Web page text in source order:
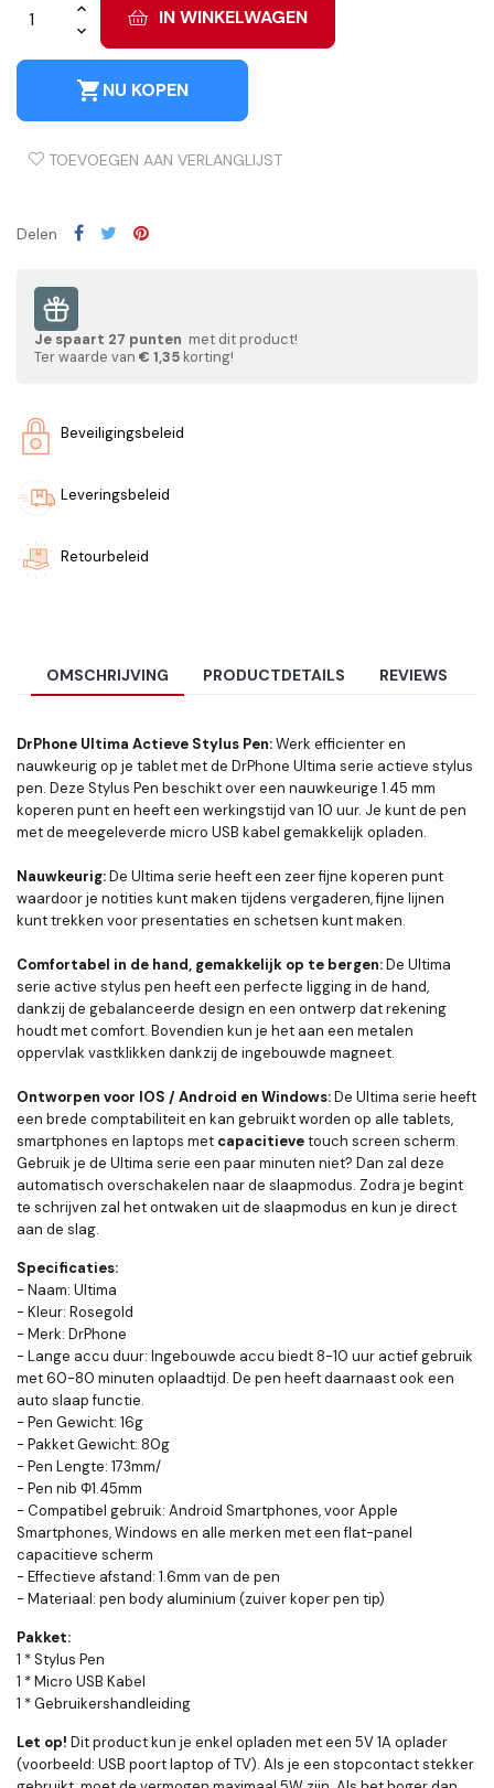
IN WINKELWAGEN
shopping_cartNU KOPEN
TOEVOEGEN AAN VERLANGLIJST
Delen
Je spaart 27 punten met dit product!
Ter waarde van € 1,35 korting!
Beveiligingsbeleid
Leveringsbeleid
Retourbeleid
OMSCHRIJVING PRODUCTDETAILS REVIEWS
DrPhone Ultima Actieve Stylus Pen:Werk efficienter en
nauwkeurig op je tablet met de DrPhone Ultima serie actieve stylus
pen. Deze Stylus Pen beschikt over een nauwkeurige 1.45 mm
koperen punt en heeft een werkingstijd van 10 uur. Je kunt de pen
met de meegeleverde micro USB kabel gemakkelijk opladen.
Nauwkeurig:De Ultima serie heeft een zeer fijne koperen punt
waardoor je notities kunt maken tijdens vergaderen, fijne lijnen
kunt trekken voor presentaties en schetsen kunt maken.
Comfortabel in de hand, gemakkelijk op te bergen:De Ultima
serie active stylus pen heeft een perfecte ligging in de hand,
dankzij de gebalanceerde design en een ontwerp dat rekening
houdt met comfort. Bovendien kun je het aan een metalen
oppervlak vastklikken dankzij de ingebouwde magneet.
Ontworpen voor IOS / Android en Windows:De Ultima serie heeft
een brede comptabiliteit en kan gebruikt worden op alle tablets,
smartphones en laptops met capacitievetouch screen scherm.
Gebruik je de Ultima serie een paar minuten niet? Dan zal deze
automatisch overschakelen naar de slaapmodus. Zodra je begint
te schrijven zal het ontwaken uit de slaapmodus en kun je direct
aan de slag.
Specificaties:
- Naam: Ultima
- Kleur: Rosegold
- Merk: DrPhone
- Lange accu duur: Ingebouwde accu biedt 8-10 uur actief gebruik
met 60-80 minuten oplaadtijd. De pen heeft daarnaast ook een
auto slaap functie.
- Pen Gewicht: 16g
- Pakket Gewicht: 80g
- Pen Lengte: 173mm/
- Pen nib Φ1.45mm
- Compatibel gebruik: Android Smartphones, voor Apple
Smartphones, Windows en alle merken met een flat-panel
capacitieve scherm
- Effectieve afstand: 1.6mm van de pen
- Materiaal: pen body aluminium (zuiver koper pen tip)
Pakket:
1 * Stylus Pen
1 * Micro USB Kabel
1 * Gebruikershandleiding
Let op! Dit product kun je enkel opladen met een 5V 1A oplader
(voorbeeld: USB poort laptop of TV). Als je een stopcontact stekker